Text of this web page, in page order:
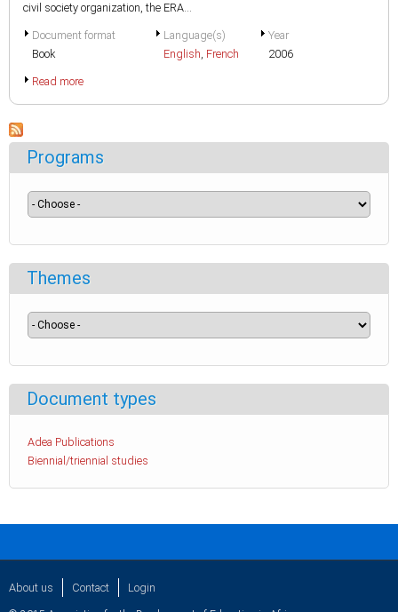
civil society organization, the ERA...
Document format
Book
Language(s)
English, French
Year
2006
Read more
Programs
Themes
Document types
Adea Publications
Biennial/triennial studies
About us Contact Login